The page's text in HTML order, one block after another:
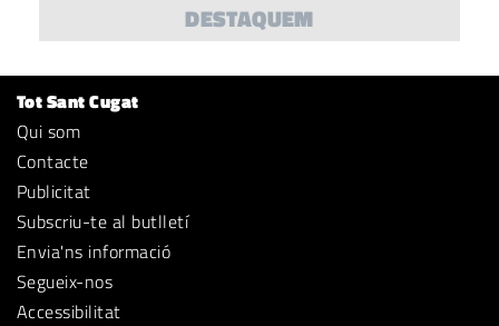
DESTAQUEM
Tot Sant Cugat
Qui som
Contacte
Publicitat
Subscriu-te al butlletí
Envia'ns informació
Segueix-nos
Accessibilitat